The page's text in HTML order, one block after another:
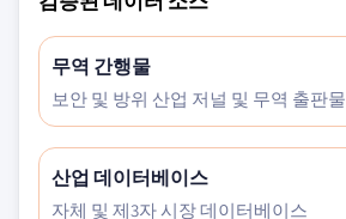
무역 간행물
보안 및 방위 산업 저널 및 무역 출판물
산업 데이터베이스
자체 및 제3자 시장 데이터베이스